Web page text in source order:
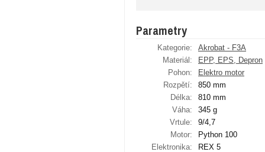
Parametry
Kategorie:
Akrobat - F3A
Materiál:
EPP, EPS, Depron
Pohon:
Elektro motor
Rozpětí:
850 mm
Délka:
810 mm
Váha:
345 g
Vrtule:
9/4,7
Motor:
Python 100
Elektronika:
REX 5